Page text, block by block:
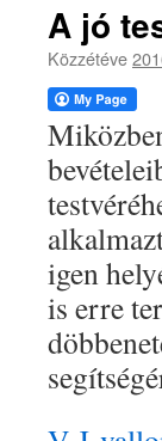
A jó
Közzétéve
igen
is erre